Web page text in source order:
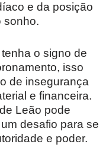
e da posição
sonho.
o signo de
isso
de insegurança
e financeira.
Leão pode
desafio para se
e poder.